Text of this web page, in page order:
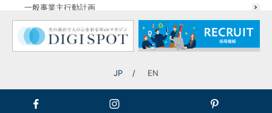
一般事業主行動計画
JP EN
標準色各色の「艶なし」「半艶」「艶あり」が選べま
す。